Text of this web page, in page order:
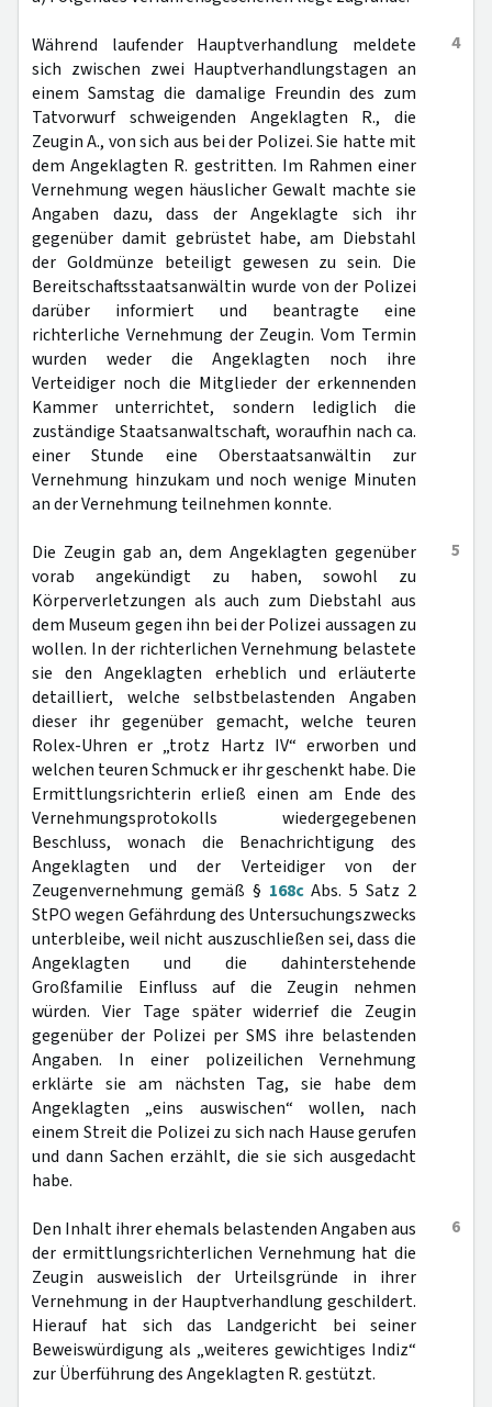
4
Während laufender Hauptverhandlung meldete
sich zwischen zwei Hauptverhandlungstagen an
einem Samstag die damalige Freundin des zum
Tatvorwurf schweigenden Angeklagten R., die
Zeugin A., von sich aus bei der Polizei. Sie hatte mit
dem Angeklagten R. gestritten. Im Rahmen einer
Vernehmung wegen häuslicher Gewalt machte sie
Angaben dazu, dass der Angeklagte sich ihr
gegenüber damit gebrüstet habe, am Diebstahl
der Goldmünze beteiligt gewesen zu sein. Die
Bereitschaftsstaatsanwältin wurde von der Polizei
darüber informiert und beantragte eine
richterliche Vernehmung der Zeugin. Vom Termin
wurden weder die Angeklagten noch ihre
Verteidiger noch die Mitglieder der erkennenden
Kammer unterrichtet, sondern lediglich die
zuständige Staatsanwaltschaft, woraufhin nach ca.
einer Stunde eine Oberstaatsanwältin zur
Vernehmung hinzukam und noch wenige Minuten
an der Vernehmung teilnehmen konnte.
5
Die Zeugin gab an, dem Angeklagten gegenüber
vorab angekündigt zu haben, sowohl zu
Körperverletzungen als auch zum Diebstahl aus
dem Museum gegen ihn bei der Polizei aussagen zu
wollen. In der richterlichen Vernehmung belastete
sie den Angeklagten erheblich und erläuterte
detailliert, welche selbstbelastenden Angaben
dieser ihr gegenüber gemacht, welche teuren
Rolex-Uhren er „trotz Hartz IV“ erworben und
welchen teuren Schmuck er ihr geschenkt habe. Die
Ermittlungsrichterin erließ einen am Ende des
Vernehmungsprotokolls wiedergegebenen
Beschluss, wonach die Benachrichtigung des
Angeklagten und der Verteidiger von der
Zeugenvernehmung gemäß § 168cAbs. 5 Satz 2
StPO wegen Gefährdung des Untersuchungszwecks
unterbleibe, weil nicht auszuschließen sei, dass die
Angeklagten und die dahinterstehende
Großfamilie Einfluss auf die Zeugin nehmen
würden. Vier Tage später widerrief die Zeugin
gegenüber der Polizei per SMS ihre belastenden
Angaben. In einer polizeilichen Vernehmung
erklärte sie am nächsten Tag, sie habe dem
Angeklagten „eins auswischen“ wollen, nach
einem Streit die Polizei zu sich nach Hause gerufen
und dann Sachen erzählt, die sie sich ausgedacht
habe.
6
Den Inhalt ihrer ehemals belastenden Angaben aus
der ermittlungsrichterlichen Vernehmung hat die
Zeugin ausweislich der Urteilsgründe in ihrer
Vernehmung in der Hauptverhandlung geschildert.
Hierauf hat sich das Landgericht bei seiner
Beweiswürdigung als „weiteres gewichtiges Indiz“
zur Überführung des Angeklagten R. gestützt.